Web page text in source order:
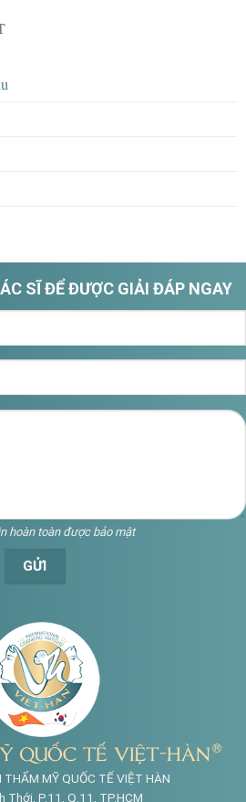
SĨ ĐỂ ĐƯỢC GIẢI ĐÁP NGAY
hoàn toàn được bảo mật
THẨM MỸ QUỐC TẾ VIỆT HÀN
Thới, P.11, Q.11, TP.HCM